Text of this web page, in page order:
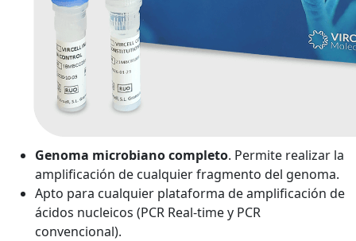
Genoma microbiano completo. Permite realizar la
amplificación de cualquier fragmento del genoma.
Apto para cualquier plataforma de amplificación de
ácidos nucleicos (PCR Real-time y PCR
convencional).